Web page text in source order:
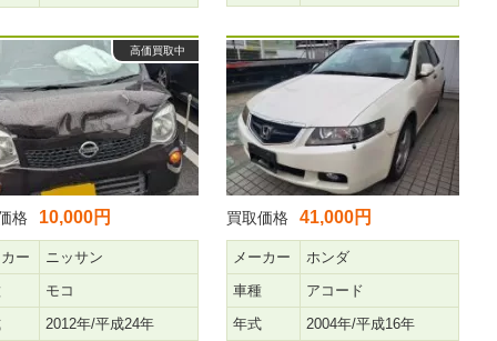
高価買取中
格 10,000円
ー
ニッサン
モコ
2012年/平成24年
買取価格 41,000円
メーカー
ホンダ
車種
アコード
年式
2004年/平成16年